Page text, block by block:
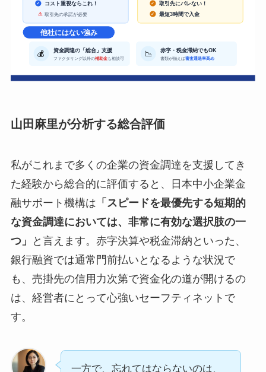
山田麻里が分析する総合評価
私がこれまで多くの企業の資金調達を支援してき
た経験から総合的に評価すると、日本中小企業金
融サポート機構は 「スピードを最優先する短期的
な資金調達においては、非常に有効な選択肢の一
つ」
と言えます。赤字決算や税金滞納といった、
銀行融資では通常門前払いとなるような状況で
も、売掛先の信用力次第で資金化の道が開けるの
は、経営者にとって心強いセーフティネットで
す。
一方で、忘れてはならないのは、